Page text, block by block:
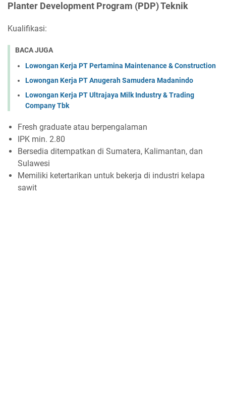
Planter Development Program (PDP) Teknik
Kualifikasi:
BACA JUGA
Lowongan Kerja PT Pertamina Maintenance & Construction
Lowongan Kerja PT Anugerah Samudera Madanindo
Lowongan Kerja PT Ultrajaya Milk Industry & Trading
Company Tbk
Fresh graduate atau berpengalaman
IPK min. 2.80
Bersedia ditempatkan di Sumatera, Kalimantan, dan
Sulawesi
Memiliki ketertarikan untuk bekerja di industri kelapa
sawit